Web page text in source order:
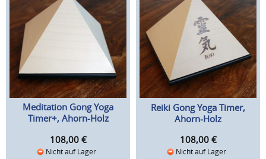
Meditation Gong Yoga
Timer+, Ahorn-Holz
108,00 €
Nicht auf Lager
Reiki Gong Yoga Timer,
Ahorn-Holz
108,00 €
Nicht auf Lager